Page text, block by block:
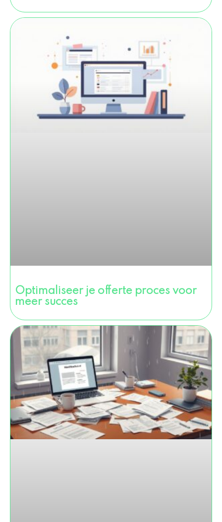
Optimaliseer je offerte proces voor
meer succes